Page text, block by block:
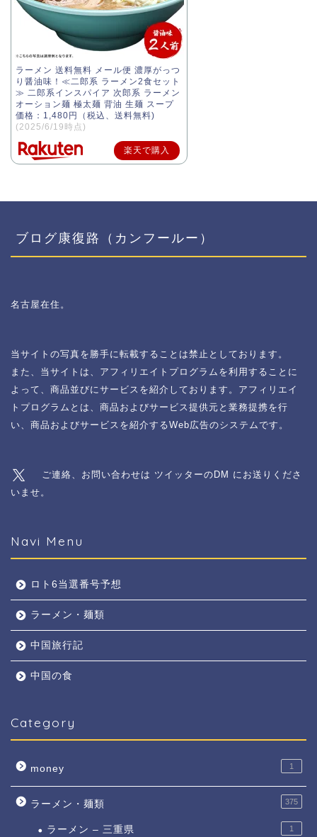
ラーメン 送料無料 メール便 濃厚がっつ
り醤油味！≪二郎系 ラーメン2食セット
≫ 二郎系インスパイア 次郎系 ラーメン
オーション麺 極太麺 背油 生麺 スープ
価格：1,480円（税込、送料無料)
(2025/6/19時点)
楽天で購入
ブログ康復路（カンフールー）
名古屋在住。
当サイトの写真を勝手に転載することは禁止としております。
また、当サイトは、アフィリエイトプログラムを利用することに
よって、商品並びにサービスを紹介しております。アフィリエイ
トプログラムとは、商品およびサービス提供元と業務提携を行
い、商品およびサービスを紹介するWeb広告のシステムです。
ご連絡、お問い合わせは ツイッターのDM にお送りくださ
いませ。
Navi Menu
ロト6当選番号予想
ラーメン・麺類
中国旅行記
中国の食
Category
money 1
ラーメン・麺類 375
ラーメン – 三重県 1